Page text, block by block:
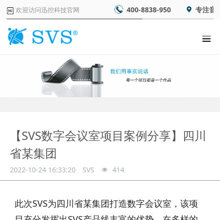
欢迎访问迅控科技官网 400-8838-950 专注音
【SVS数字会议室项目案例分享】四川
省某集团
2022-10-24 16:33:20 SVS 414
此次SVS为四川省某集团打造数字会议室，该项